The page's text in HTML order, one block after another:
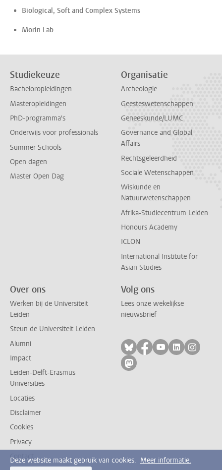
Biological, Soft and Complex Systems
Morin Lab
Studiekeuze
Bacheloropleidingen
Masteropleidingen
PhD-programma's
Onderwijs voor professionals
Summer Schools
Open dagen
Master Open Dag
Organisatie
Archeologie
Geesteswetenschappen
Geneeskunde/LUMC
Governance and Global
Affairs
Rechtsgeleerdheid
Sociale Wetenschappen
Wiskunde en
Natuurwetenschappen
Afrika-Studiecentrum Leiden
Honours Academy
ICLON
International Institute for
Asian Studies
Over ons
Werken bij de Universiteit
Leiden
Steun de Universiteit Leiden
Alumni
Impact
Leiden-Delft-Erasmus
Universities
Locaties
Disclaimer
Cookies
Privacy
Contact
Volg ons
Lees onze wekelijkse
nieuwsbrief
Volg ons op bluesky
Volg ons op
Volg ons op
Volg ons
Volg
Volg ons op mastodon
Deze website maakt gebruik van cookies. Meer informatie.